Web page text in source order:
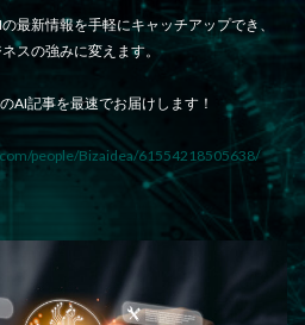
最新情報を手軽にキャッチアップでき、
スの強みに変えます。
AI記事を最速でお届けします！
people/Bizaidea/61554218505638/